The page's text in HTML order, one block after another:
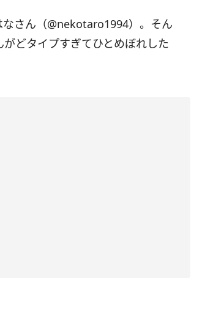
さん（@nekotaro1994）。そん
どタイプすぎてひとめぼれした